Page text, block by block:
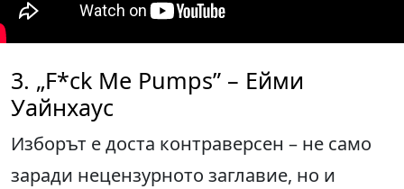
3. „F*ck Me Pumps” – Ейми
Уайнхаус
Изборът е доста контраверсен – не само
заради нецензурното заглавие, но и